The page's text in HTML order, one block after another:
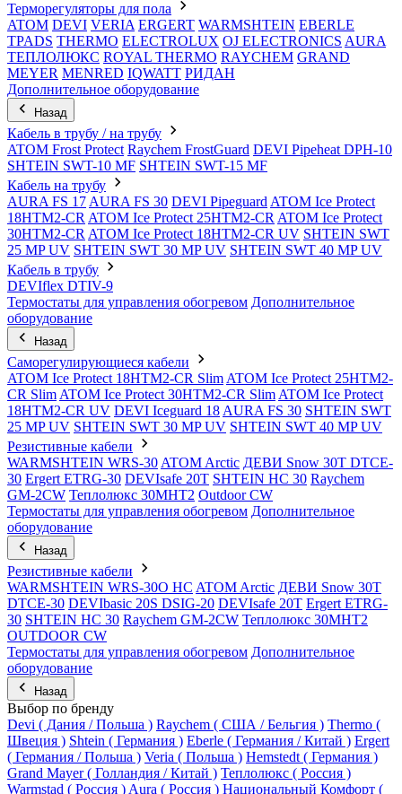
Терморегуляторы для пола
ATOM DEVI VERIA ERGERT WARMSHTEIN EBERLE
TPADS THERMO ELECTROLUX OJ ELECTRONICS AURA
ТЕПЛОЛЮКС ROYAL THERMO RAYCHEM GRAND
MEYER MENRED IQWATT РИДАН
Дополнительное оборудование
Назад
Кабель в трубу / на трубу
ATOM Frost Protect Raychem FrostGuard DEVI Pipeheat DPH-10
SHTEIN SWT-10 MF SHTEIN SWT-15 MF
Кабель на трубу
AURA FS 17 AURA FS 30 DEVI Pipeguard ATOM Ice Protect
18HTM2-CR ATOM Ice Protect 25HTM2-CR ATOM Ice Protect
30HTM2-CR ATOM Ice Protect 18HTM2-CR UV SHTEIN SWT
25 MP UV SHTEIN SWT 30 MP UV SHTEIN SWT 40 MP UV
Кабель в трубу
DEVIflex DTIV-9
Термостаты для управления обогревом Дополнительное
оборудование
Назад
Саморегулирующиеся кабели
ATOM Ice Protect 18HTM2-CR Slim ATOM Ice Protect 25HTM2-
CR Slim ATOM Ice Protect 30HTM2-CR Slim ATOM Ice Protect
18HTM2-CR UV DEVI Iceguard 18 AURA FS 30 SHTEIN SWT
25 MP UV SHTEIN SWT 30 MP UV SHTEIN SWT 40 MP UV
Резистивные кабели
WARMSHTEIN WRS-30 ATOM Arctic ДЕВИ Snow 30T DTCE-
30 Ergert ETRG-30 DEVIsafe 20T SHTEIN HC 30 Raychem
GM-2CW Теплолюкс 30МНТ2 Outdoor CW
Термостаты для управления обогревом Дополнительное
оборудование
Назад
Резистивные кабели
WARMSHTEIN WRS-30O HC ATOM Arctic ДЕВИ Snow 30T
DTCE-30 DEVIbasic 20S DSIG-20 DEVIsafe 20T Ergert ETRG-
30 SHTEIN HC 30 Raychem GM-2CW Теплолюкс 30МНТ2
OUTDOOR CW
Термостаты для управления обогревом Дополнительное
оборудование
Назад
Выбор по бренду
Devi ( Дания / Польша ) Raychem ( США / Бельгия ) Thermo (
Швеция ) Shtein ( Германия ) Eberle ( Германия / Китай ) Ergert
( Германия / Польша ) Veria ( Польша ) Hemstedt ( Германия )
Grand Mayer ( Голландия / Китай ) Теплолюкс ( Россия )
Warmstad ( Россия ) Aura ( Россия ) Национальный Комфорт (